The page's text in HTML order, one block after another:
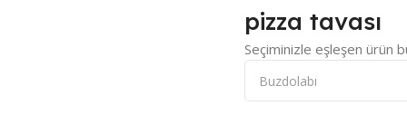
pizza tavası
Seçiminizle eşleşen ürün